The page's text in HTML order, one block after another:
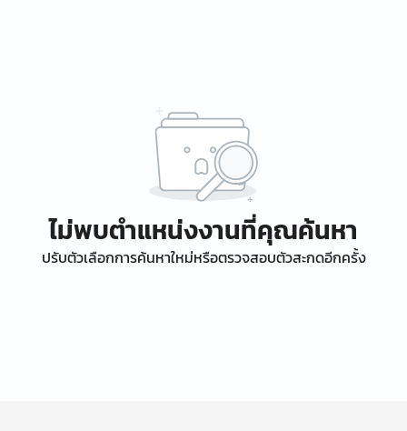
ไม่พบตำแหน่งงานที่คุณค้นหา
ปรับตัวเลือกการค้นหาใหม่หรือตรวจสอบตัวสะกดอีกครั้ง